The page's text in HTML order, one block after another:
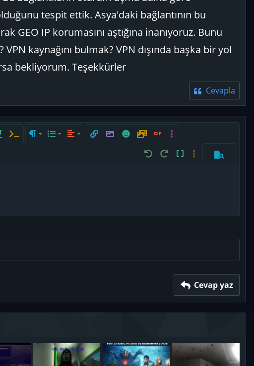
tespit ettik. Asya'daki bağlantının bu
GEO IP korumasını aştığına inanıyoruz. Bunu
kaynağını bulmak? VPN dışında başka bir yol
bekliyorum. Teşekkürler
Cevapla
çiz
Satır içi kodParagraf biçimi
List Hizalama yötemleri
Bağlantı ekle
Resim ekle
İfadelerMedyaGIF ekleDaha fazla seçenek…
Geri alileri alBB Kod aç/kapat
Daha fazla seçenek…
Önizleme
Cevap yaz